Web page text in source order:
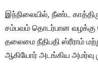
இந்நிலையில், நீண்ட
சம்பவம் தொடர்பான வழக்கு
தலைமை நீதிபதி ஸ்ரீராம்
ஆகியோர் அடங்கிய அமர்வு